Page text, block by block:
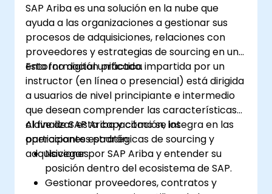
SAP Ariba es una solución en la nube que
ayuda a las organizaciones a gestionar sus
procesos de adquisiciones, relaciones con
proveedores y estrategias de sourcing en un
entorno digital unificado.
Esta formación práctica impartida por un
instructor (en línea o presencial) está dirigida
a usuarios de nivel principiante e intermedio
que desean comprender las características
clave de SAP Ariba y cómo se integra en las
operaciones estratégicas de sourcing y
adquisiciones.
Al finalizar esta capacitación, los
participantes podrán:
Navegar por SAP Ariba y entender su
posición dentro del ecosistema de SAP.
Gestionar proveedores, contratos y